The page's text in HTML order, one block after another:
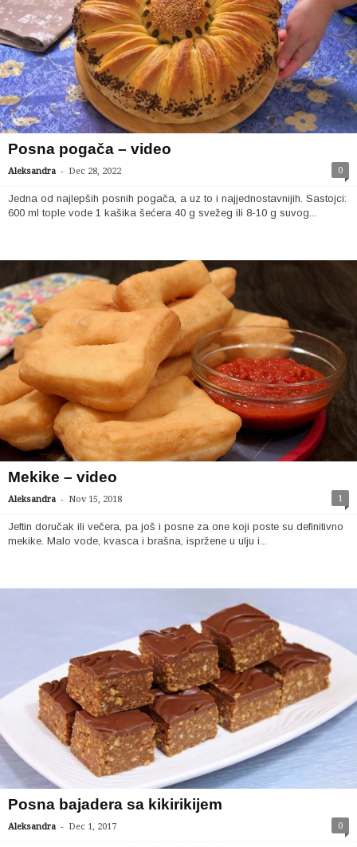
Posna pogača – video
Aleksandra - Dec 28, 2022 0
Jedna od najlepših posnih pogača, a uz to i najjednostavnijih. Sastojci:
600 ml tople vode 1 kašika šećera 40 g svežeg ili 8-10 g suvog...
Mekike – video
Aleksandra - Nov 15, 2018 1
Jeftin doručak ili večera, pa još i posne za one koji poste su definitivno
mekike. Malo vode, kvasca i brašna, ispržene u ulju i...
Posna bajadera sa kikirikijem
Aleksandra - Dec 1, 2017 0